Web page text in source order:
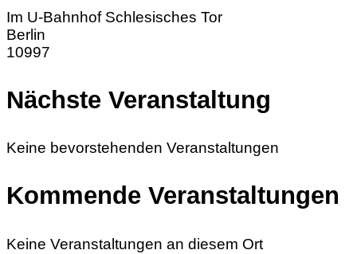
Im U-Bahnhof Schlesisches Tor
Berlin
10997
Nächste Veranstaltung
Keine bevorstehenden Veranstaltungen
Kommende Veranstaltungen
Keine Veranstaltungen an diesem Ort